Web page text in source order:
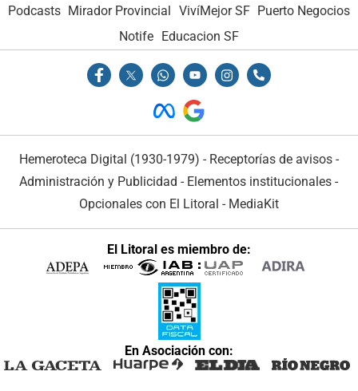
Podcasts Mirador Provincial VivíMejor SF Puerto Negocios
Notife Educacion SF
Hemeroteca Digital (1930-1979) - Receptorías de avisos -
Administración y Publicidad - Elementos institucionales -
Opcionales con El Litoral - MediaKit
El Litoral es miembro de:
En Asociación con: